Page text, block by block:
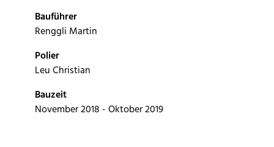
Bauführer
Renggli Martin
Polier
Leu Christian
Bauzeit
November 2018 - Oktober 2019